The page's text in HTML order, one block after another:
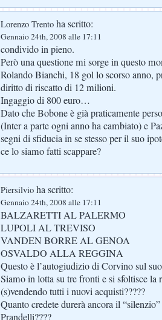
Lorenzo Trento ha scritto:
Gennaio 24th, 2008 alle 17:11
condivido in pieno.
Però una questione mi sorge in questo
Rolando Bianchi, 18 gol lo scorso anno,
diritto di riscatto di 12 milioni.
Ingaggio di 800 euro…
Dato che Bobone è già praticamente
(Inter a parte ogni anno ha cambiato) e
segni di sfiducia in se stesso per il suo
ce lo siamo fatti scappare?
Piersilvio ha scritto:
Gennaio 24th, 2008 alle 17:11
BALZARETTI AL PALERMO
LUPOLI AL TREVISO
VANDEN BORRE AL GENOA
OSVALDO ALLA REGGINA
Questo è l’autogiudizio di Corvino sul
Siamo in lotta su tre fronti e si sfoltisce la
(s)vendendo tutti i nuovi acquisti?????
Quanto credete durerà ancora il
Prandelli????